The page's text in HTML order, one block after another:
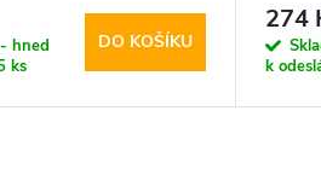
hned
ks
DO KOŠÍKU
274
k